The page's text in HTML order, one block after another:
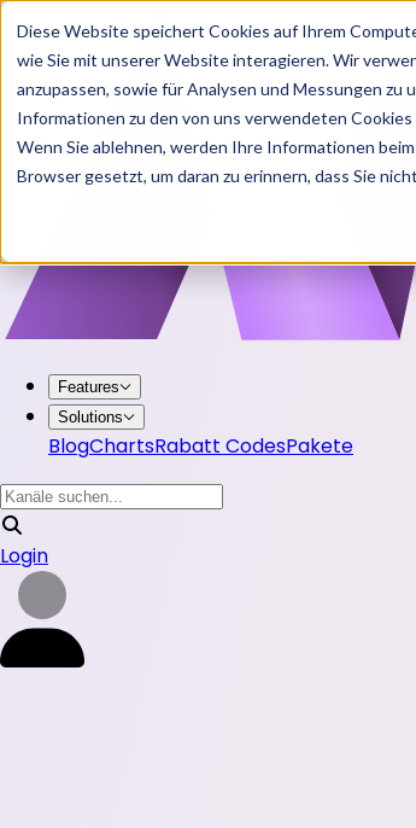
Diese Website speichert Cookies auf Ihrem
wie Sie mit unserer Website interagieren. Wir
anzupassen, sowie für Analysen und Messungen
Informationen zu den von uns verwendeten
Wenn Sie ablehnen, werden Ihre Informationen
Browser gesetzt, um daran zu erinnern, dass Sie
Features
Solutions
BlogChartsRabatt CodesPakete
Login